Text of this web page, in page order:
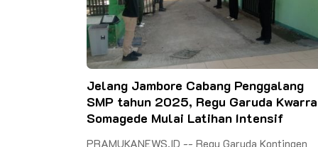
Jelang Jambore Cabang Penggalang
SMP tahun 2025, Regu Garuda
Somagede Mulai Latihan Intensif
PRAMUKANEWS.ID -- Regu Garuda Kontingen